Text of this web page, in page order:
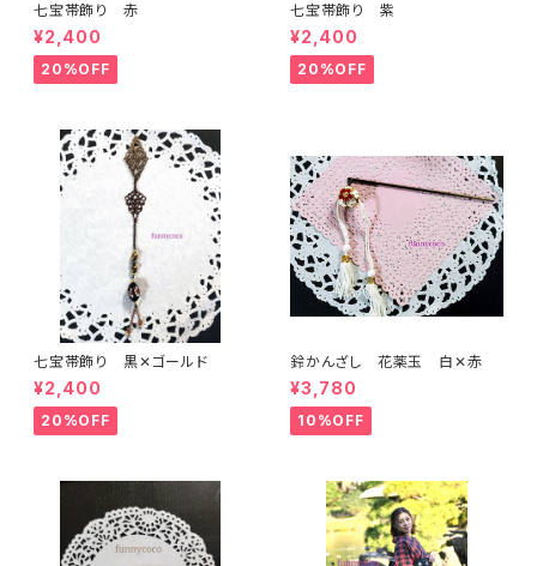
七宝帯飾り 赤
¥2,400
20%OFF
七宝帯飾り 紫
¥2,400
20%OFF
七宝帯飾り 黒✕ゴールド
¥2,400
20%OFF
鈴かんざし 花薬玉 白✕赤
¥3,780
10%OFF